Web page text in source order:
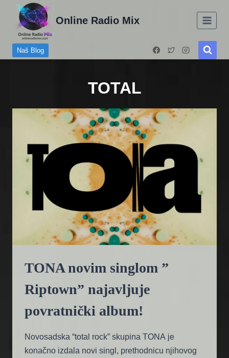
content
Online Radio Mix
Naš Blog
TOTAL
TONA novim singlom ”
Riptown” najavljuje
povratnički album!
Novosadska “total rock” skupina TONA je
konačno izdala novi singl, prethodnicu njihovog